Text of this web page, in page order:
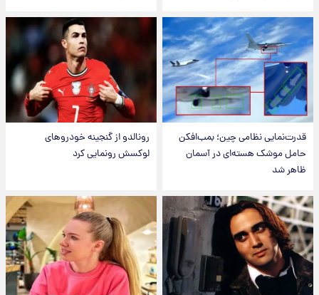
قدرت‌نمایی نظامی چین؛ بمب‌افکن
حامل موشک هسته‌ای در آسمان
ظاهر شد
رونالدو از گنجینه خودروهای
لوکسش رونمایی کرد